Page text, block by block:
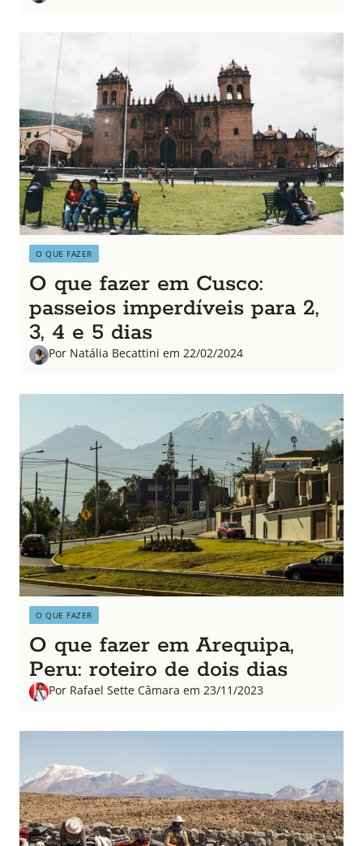
O QUE FAZER
O que fazer em Cusco:
passeios imperdíveis para 2,
3, 4 e 5 dias
Por Natália Becattini em 22/02/2024
O QUE FAZER
O que fazer em Arequipa,
Peru: roteiro de dois dias
Por Rafael Sette Câmara em 23/11/2023